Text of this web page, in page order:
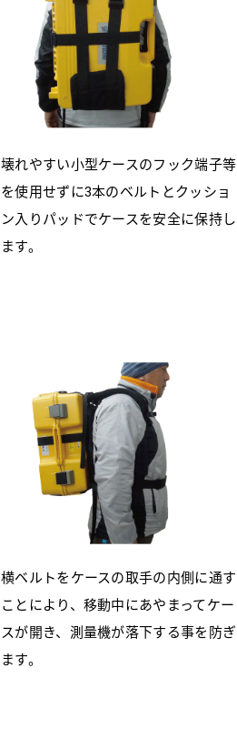
壊れやすい小型ケースのフック端子等
を使用せずに3本のベルトとクッショ
ン入りパッドでケースを安全に保持し
ます。
横ベルトをケースの取手の内側に通す
ことにより、移動中にあやまってケー
スが開き、測量機が落下する事を防ぎ
ます。